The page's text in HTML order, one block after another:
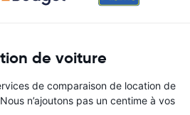
de voiture
de comparaison de location de
n’ajoutons pas un centime à vos